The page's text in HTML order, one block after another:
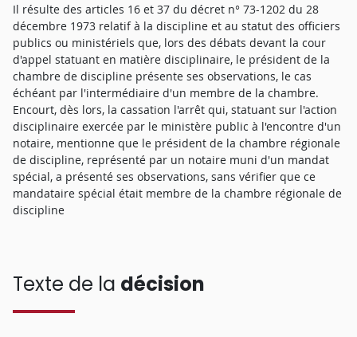
Il résulte des articles 16 et 37 du décret n° 73-1202 du 28
décembre 1973 relatif à la discipline et au statut des officiers
publics ou ministériels que, lors des débats devant la cour
d'appel statuant en matière disciplinaire, le président de la
chambre de discipline présente ses observations, le cas
échéant par l'intermédiaire d'un membre de la chambre.
Encourt, dès lors, la cassation l'arrêt qui, statuant sur l'action
disciplinaire exercée par le ministère public à l'encontre d'un
notaire, mentionne que le président de la chambre régionale
de discipline, représenté par un notaire muni d'un mandat
spécial, a présenté ses observations, sans vérifier que ce
mandataire spécial était membre de la chambre régionale de
discipline
Texte de la décision